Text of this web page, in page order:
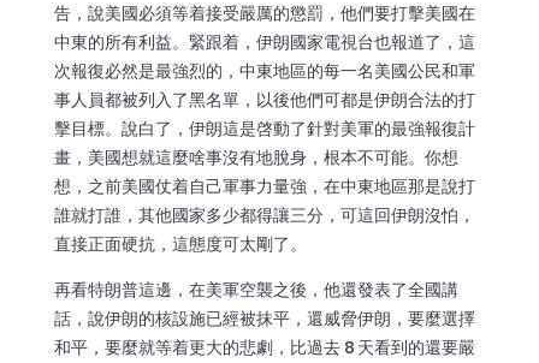
告，說美國必須等着接受嚴厲的懲罰，他們要打擊美國在
中東的所有利益。緊跟着，伊朗國家電視台也報道了，這
次報復必然是最強烈的，中東地區的每一名美國公民和軍
事人員都被列入了黑名單，以後他們可都是伊朗合法的打
擊目標。說白了，伊朗這是啓動了針對美軍的最強報復計
畫，美國想就這麼啥事沒有地脫身，根本不可能。你想
想，之前美國仗着自己軍事力量強，在中東地區那是說打
誰就打誰，其他國家多少都得讓三分，可這回伊朗沒怕，
直接正面硬抗，這態度可太剛了。
再看特朗普這邊，在美軍空襲之後，他還發表了全國講
話，說伊朗的核設施已經被抹平，還威脅伊朗，要麼選擇
和平，要麼就等着更大的悲劇，比過去 8 天看到的還要嚴